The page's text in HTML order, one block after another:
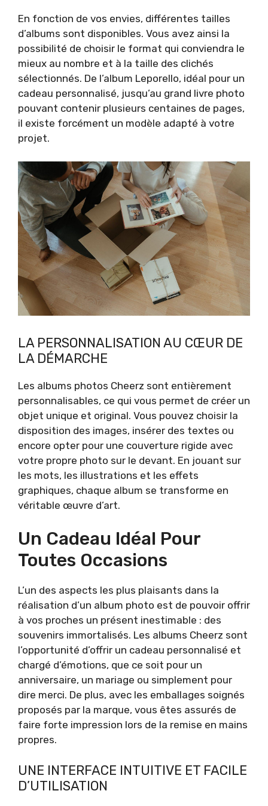
En fonction de vos envies, différentes tailles
d’albums sont disponibles. Vous avez ainsi la
possibilité de choisir le format qui conviendra le
mieux au nombre et à la taille des clichés
sélectionnés. De l’album Leporello, idéal pour un
cadeau personnalisé, jusqu’au grand livre photo
pouvant contenir plusieurs centaines de pages,
il existe forcément un modèle adapté à votre
projet.
LA PERSONNALISATION AU CŒUR DE
LA DÉMARCHE
Les albums photos Cheerz sont entièrement
personnalisables, ce qui vous permet de créer un
objet unique et original. Vous pouvez choisir la
disposition des images, insérer des textes ou
encore opter pour une couverture rigide avec
votre propre photo sur le devant. En jouant sur
les mots, les illustrations et les effets
graphiques, chaque album se transforme en
véritable œuvre d’art.
Un Cadeau Idéal Pour
Toutes Occasions
L’un des aspects les plus plaisants dans la
réalisation d’un album photo est de pouvoir offrir
à vos proches un présent inestimable : des
souvenirs immortalisés. Les albums Cheerz sont
l’opportunité d’offrir un cadeau personnalisé et
chargé d’émotions, que ce soit pour un
anniversaire, un mariage ou simplement pour
dire merci. De plus, avec les emballages soignés
proposés par la marque, vous êtes assurés de
faire forte impression lors de la remise en mains
propres.
UNE INTERFACE INTUITIVE ET FACILE
D’UTILISATION